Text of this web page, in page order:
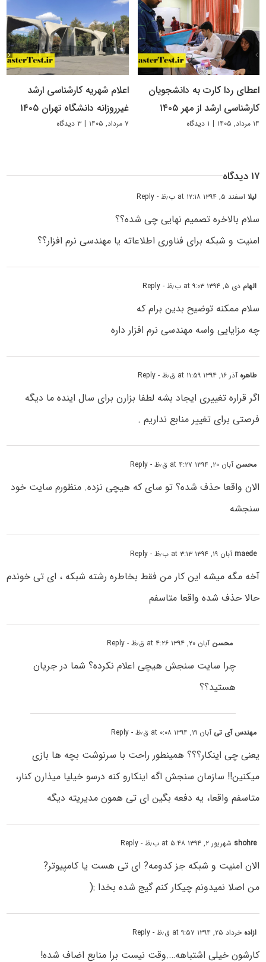
اعطای ردا کارت به دانشجویان
کارشناسی ارشد از مهر ۱۴۰۵
۱۴ مرداد, ۱۴۰۵ | ۱ دیدگاه
اعلام شهریه کارشناسی ارشد
غیرروزانه دانشگاه تهران ۱۴۰۵
۷ مرداد, ۱۴۰۵ | ۳ دیدگاه
۱۷ دیدگاه
لیلااسفند ۵, ۱۳۹۴ at ۱۲:۱۸ ب٫ظ - Reply
سلام بالاخره تصمیم نهایی چی شده؟؟
امنیت و شبکه برای فناوری اطلاعاته یا مهندسی نرم افزار؟؟
الهام دی ۵, ۱۳۹۴ at ۹:۰۳ ب٫ظ - Reply
سلام ممکنه توضیح بدین برام که
چه مزایایی واسه مهندسی نرم افزار داره
طاهره آذر ۱۶, ۱۳۹۴ at ۱۱:۵۹ ق٫ظ - Reply
اگر قراره تغییری ایجاد بشه لطفا بزارن برای سال اینده ما دیگه
فرصتی برای تغییر منابع نداریم .
محسن آبان ۲۰, ۱۳۹۴ at ۴:۲۷ ق٫ظ - Reply
الان واقعا حذف شده؟ تو سای که هیچی نزده. منظورم سایت خود
سنجشه
maedeآبان ۱۹, ۱۳۹۴ at ۳:۱۳ ب٫ظ - Reply
آخه مگه میشه این کار من فقط بخاطره رشته شبکه ، ای تی خوندم
حالا حذف شده واقعا متاسفم
محسن آبان ۲۰, ۱۳۹۴ at ۴:۲۶ ق٫ظ - Reply
چرا سایت سنجش هیچی اعلام نکرده؟ شما در جریان
هستید؟؟
مهندس آی تی آبان ۱۹, ۱۳۹۴ at ۰:۰۸ ق٫ظ - Reply
یعنی چی اینکار؟؟؟ همینطور راحت با سرنوشت بچه ها بازی
میکنین!! سازمان سنجش اگه اینکارو کنه درسو خیلیا میذارن کنار،
متاسفم واقعا، یه دفعه بگین ای تی همون مدیریته دیگه
shohre شهریور ۲, ۱۳۹۴ at ۵:۴۸ ب٫ظ - Reply
الان امنیت و شبکه جز کدومه? ای تی هست یا کامپیوتر?
من اصلا نمیدونم چیکار کنم گیج شده بخدا :(
ازاده خرداد ۲۵, ۱۳۹۴ at ۹:۵۷ ق٫ظ - Reply
کارشون خیلی اشتباهه….وقت نیست برا منابع اضاف شده!